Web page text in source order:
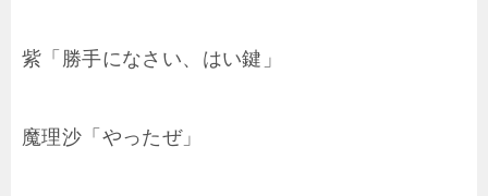
紫「勝手になさい、はい鍵」
魔理沙「やったぜ」